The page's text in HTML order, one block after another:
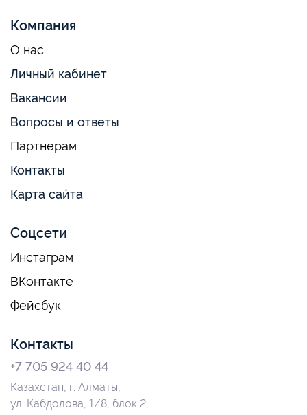
Компания
О нас
Личный кабинет
Вакансии
Вопросы и ответы
Партнерам
Контакты
Карта сайта
Соцсети
Инстаграм
ВКонтакте
Фейсбук
Контакты
+7 705 924 40 44
Казахстан, г. Алматы,
ул. Кабдолова, 1/8, блок 2,